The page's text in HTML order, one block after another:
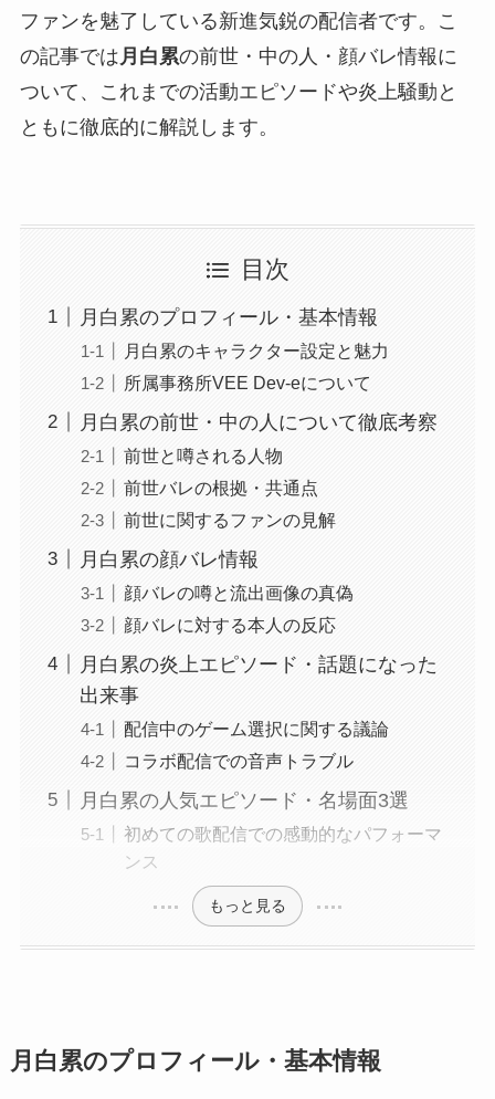
ファンを魅了している新進気鋭の配信者です。こ
の記事では月白累の前世・中の人・顔バレ情報に
ついて、これまでの活動エピソードや炎上騒動と
ともに徹底的に解説します。
目次
月白累のプロフィール・基本情報
月白累のキャラクター設定と魅力
所属事務所VEE Dev-eについて
月白累の前世・中の人について徹底考察
前世と噂される人物
前世バレの根拠・共通点
前世に関するファンの見解
月白累の顔バレ情報
顔バレの噂と流出画像の真偽
顔バレに対する本人の反応
月白累の炎上エピソード・話題になった
出来事
配信中のゲーム選択に関する議論
コラボ配信での音声トラブル
月白累の人気エピソード・名場面3選
初めての歌配信での感動的なパフォーマ
ンス
もっと見る
月白累のプロフィール・基本情報